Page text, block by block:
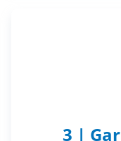
3 |